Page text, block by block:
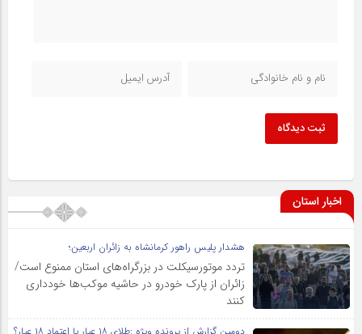
ثبت دیدگاه
اخبار استان
هشدار پلیس راهور کرمانشاه به زائران اربعین؛
تردد موتورسیکلت در بزرگراه‌های استان ممنوع است/
زائران از پارک خودرو در حاشیه موکب‌ها خودداری
کنند